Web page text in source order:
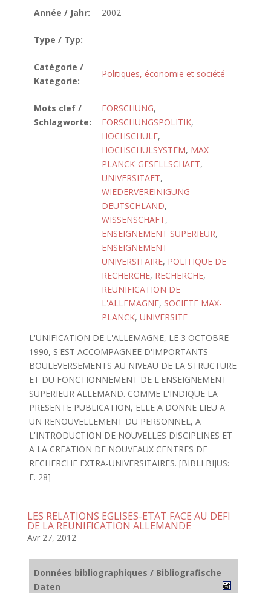
Année / Jahr: 2002
Type / Typ:
Catégorie /
Kategorie:
Politiques, économie et société
Mots clef /
Schlagworte:
FORSCHUNG,
FORSCHUNGSPOLITIK,
HOCHSCHULE,
HOCHSCHULSYSTEM, MAX-
PLANCK-GESELLSCHAFT,
UNIVERSITAET,
WIEDERVEREINIGUNG
DEUTSCHLAND,
WISSENSCHAFT,
ENSEIGNEMENT SUPERIEUR,
ENSEIGNEMENT
UNIVERSITAIRE, POLITIQUE DE
RECHERCHE, RECHERCHE,
REUNIFICATION DE
L'ALLEMAGNE, SOCIETE MAX-
PLANCK, UNIVERSITE
L'UNIFICATION DE L'ALLEMAGNE, LE 3 OCTOBRE
1990, S'EST ACCOMPAGNEE D'IMPORTANTS
BOULEVERSEMENTS AU NIVEAU DE LA STRUCTURE
ET DU FONCTIONNEMENT DE L'ENSEIGNEMENT
SUPERIEUR ALLEMAND. COMME L'INDIQUE LA
PRESENTE PUBLICATION, ELLE A DONNE LIEU A
UN RENOUVELLEMENT DU PERSONNEL, A
L'INTRODUCTION DE NOUVELLES DISCIPLINES ET
A LA CREATION DE NOUVEAUX CENTRES DE
RECHERCHE EXTRA-UNIVERSITAIRES. [BIBLI BIJUS:
F. 28]
LES RELATIONS EGLISES-ETAT FACE AU DEFI
DE LA REUNIFICATION ALLEMANDE
Avr 27, 2012
Données bibliographiques / Bibliografische
Daten